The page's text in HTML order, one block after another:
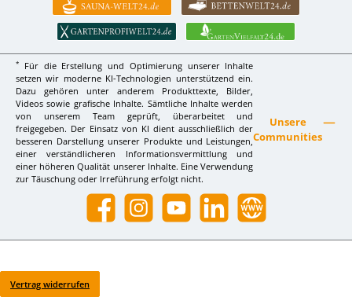
*
Für die Erstellung und Optimierung unserer Inhalte
setzen wir moderne KI-Technologien unterstützend ein.
Dazu gehören unter anderem Produkttexte, Bilder,
Videos sowie grafische Inhalte. Sämtliche Inhalte werden
von unserem Team geprüft, überarbeitet und
freigegeben. Der Einsatz von KI dient ausschließlich der
besseren Darstellung unserer Produkte und Leistungen,
einer verständlicheren Informationsvermittlung und
einer höheren Qualität unserer Inhalte. Eine Verwendung
zur Täuschung oder Irreführung erfolgt nicht.
Unsere
Communities
Facebook InstagramYouTube LinkedIn Website
Vertrag widerrufen